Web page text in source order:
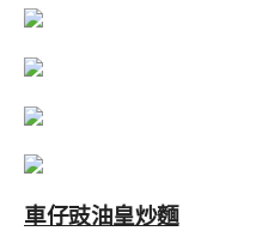
車仔豉油皇炒麵